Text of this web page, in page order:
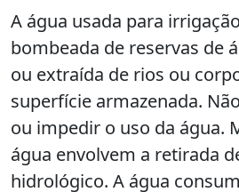
A água usada para
bombeada de reservas de
ou extraída de rios ou
superfície armazenada.
ou impedir o uso da água.
água envolvem a retirada
hidrológico. A água